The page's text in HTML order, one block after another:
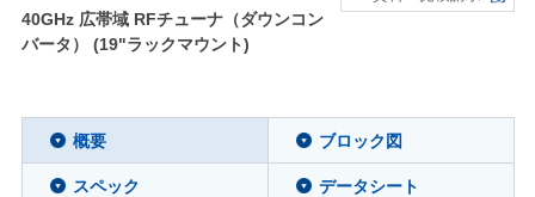
40GHz 広帯域 RFチューナ（ダウンコン
バータ） (19"ラックマウント)
概要 ブロック図
スペック データシート